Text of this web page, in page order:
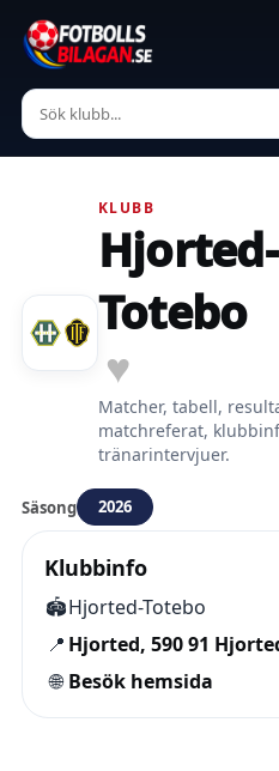
KLUBB
Hjorted-
Totebo
♥
Matcher, tabell,
matchreferat,
tränarintervjuer.
Säsong 2026
Klubbinfo
🏟️Hjorted-Totebo
📍 Hjorted, 590 91
🌐 Besök hemsida